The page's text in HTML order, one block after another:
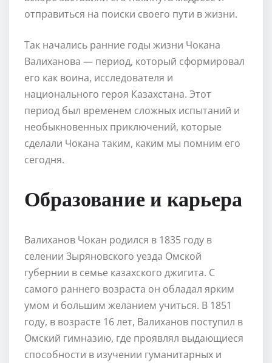
отправиться на поиски своего пути в жизни.
Так начались ранние годы жизни Чокана
Валиханова — период, который сформировал
его как воина, исследователя и
национального героя Казахстана. Этот
период был временем сложных испытаний и
необыкновенных приключений, которые
сделали Чокана таким, каким мы помним его
сегодня.
Образование и карьера
Валиханов Чокан родился в 1835 году в
селении Зыряновского уезда Омской
губернии в семье казахского джигита. С
самого раннего возраста он обладал ярким
умом и большим желанием учиться. В 1851
году, в возрасте 16 лет, Валиханов поступил в
Омский гимназию, где проявлял выдающиеся
способности в изучении гуманитарных и